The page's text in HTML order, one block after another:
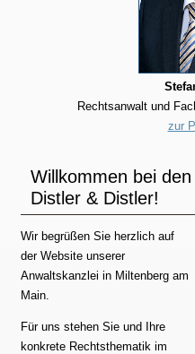
Rechtsanwalt und
zur
Willkommen bei
Distler & Distler!
Wir begrüßen Sie herzlich auf
der Website unserer
Anwaltskanzlei in Miltenberg am
Main.
Für uns stehen Sie und Ihre
konkrete Rechtsthematik im